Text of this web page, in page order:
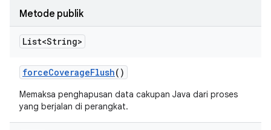
Metode publik
List<String>
forceCoverageFlush()
Memaksa penghapusan data cakupan Java dari proses
yang berjalan di perangkat.